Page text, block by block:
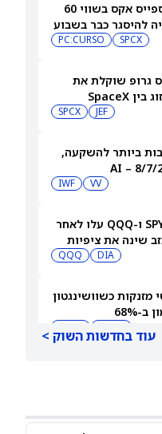
עסקת קורסור של ספייס אקס בשווי 60
להיסגר כבר בשבוע
SPCX
PC:CURSO
גרופ שוקלת את
הספקולציות על מיזוג בין SpaceX
JEF
SPCX
ביותר להשקעה,
VV
IWF
שוק המניות היום: SPY ו-QQQ עלו לאחר
שינה את ציפיות
DIA
QQQ
מזנקות כשוושינגטון
68%
עוד בחדשות השוק >